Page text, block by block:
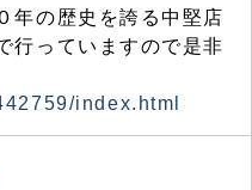
年の歴史を誇る中堅店
行っていますので是非
index.html